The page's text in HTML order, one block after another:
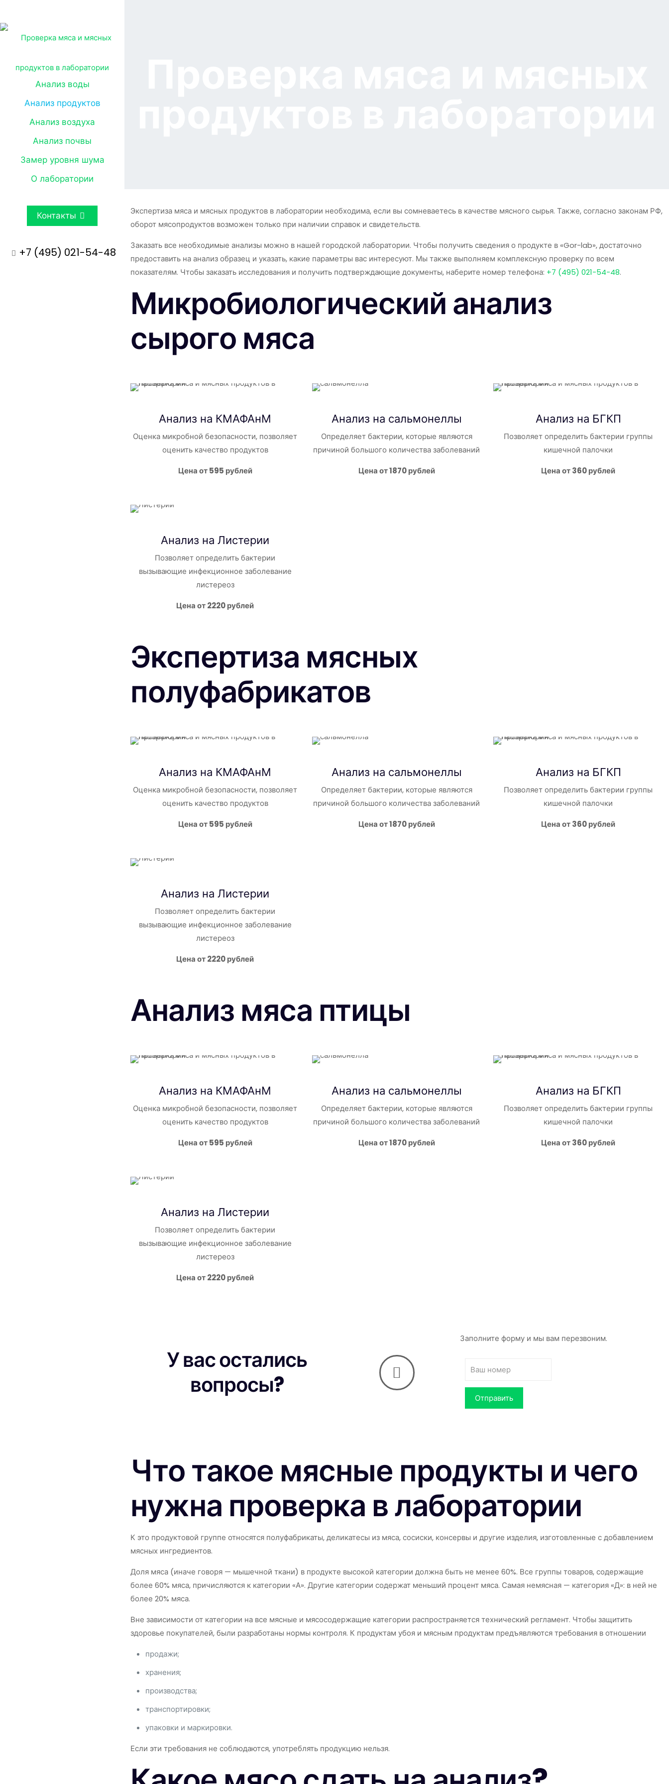
Анализ воды
Анализ продуктов
Анализ воздуха
Анализ почвы
Замер уровня шума
О лаборатории
Контакты
+7 (495) 021-54-48
Экспертиза мяса и мясных продуктов в лаборатории необходима, если вы сомневаетесь в качестве мясного сырья. Также, согласно законам РФ,
оборот мясопродуктов возможен только при наличии справок и свидетельств.
Заказать все необходимые анализы можно в нашей городской лаборатории. Чтобы получить сведения о продукте в «Gor-lab», достаточно
предоставить на анализ образец и указать, какие параметры вас интересуют. Мы также выполняем комплексную проверку по всем
показателям. Чтобы заказать исследования и получить подтверждающие документы, наберите номер телефона: +7 (495) 021-54-48.
Микробиологический анализ
сырого мяса
Анализ на КМАФАнМ
Оценка микробной безопасности, позволяет
оценить качество продуктов
Цена от 595 рублей
Анализ на сальмонеллы
Определяет бактерии, которые являются
причиной большого количества заболеваний
Цена от 1870 рублей
Анализ на БГКП
Позволяет определить бактерии группы
кишечной палочки
Цена от 360 рублей
Анализ на Листерии
Позволяет определить бактерии
вызывающие инфекционное заболевание
листереоз
Цена от 2220 рублей
Экспертиза мясных
полуфабрикатов
Анализ на КМАФАнМ
Оценка микробной безопасности, позволяет
оценить качество продуктов
Цена от 595 рублей
Анализ на сальмонеллы
Определяет бактерии, которые являются
причиной большого количества заболеваний
Цена от 1870 рублей
Анализ на БГКП
Позволяет определить бактерии группы
кишечной палочки
Цена от 360 рублей
Анализ на Листерии
Позволяет определить бактерии
вызывающие инфекционное заболевание
листереоз
Цена от 2220 рублей
Анализ мяса птицы
Анализ на КМАФАнМ
Оценка микробной безопасности, позволяет
оценить качество продуктов
Цена от 595 рублей
Анализ на сальмонеллы
Определяет бактерии, которые являются
причиной большого количества заболеваний
Цена от 1870 рублей
Анализ на БГКП
Позволяет определить бактерии группы
кишечной палочки
Цена от 360 рублей
Анализ на Листерии
Позволяет определить бактерии
вызывающие инфекционное заболевание
листереоз
Цена от 2220 рублей
У вас остались
вопросы?
Заполните форму и мы вам перезвоним.
Что такое мясные продукты и чего
нужна проверка в лаборатории
К это продуктовой группе относятся полуфабрикаты, деликатесы из мяса, сосиски, консервы и другие изделия, изготовленные с добавлением
мясных ингредиентов.
Доля мяса (иначе говоря — мышечной ткани) в продукте высокой категории должна быть не менее 60%. Все группы товаров, содержащие
более 60% мяса, причисляются к категории «А». Другие категории содержат меньший процент мяса. Самая немясная — категория «Д»: в ней не
более 20% мяса.
Вне зависимости от категории на все мясные и мясосодержащие категории распространяется технический регламент. Чтобы защитить
здоровье покупателей, были разработаны нормы контроля. К продуктам убоя и мясным продуктам предъявляются требования в отношении
продажи;
хранения;
производства;
транспортировки;
упаковки и маркировки.
Если эти требования не соблюдаются, употреблять продукцию нельзя.